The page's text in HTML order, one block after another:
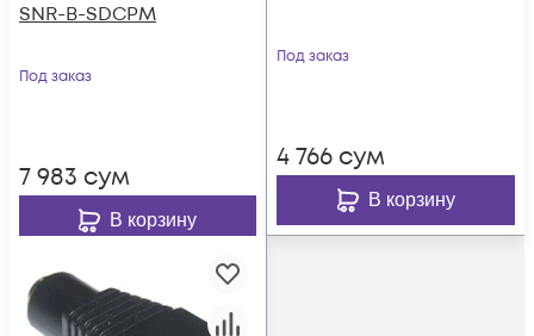
SNR-B-SDCPM
Под заказ
7 983 сум
В корзину
Под заказ
4 766 сум
В корзину